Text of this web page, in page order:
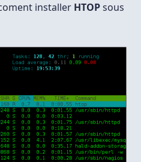
installer HTOPsous